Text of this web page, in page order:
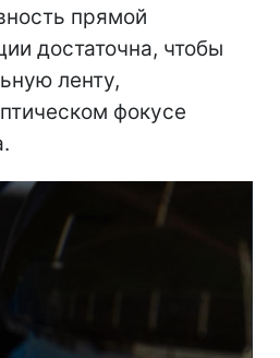
прямой
достаточна, чтобы
ленту,
фокусе